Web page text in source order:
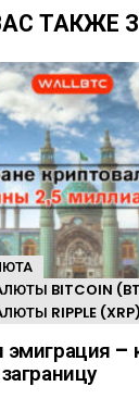
ТАКЖЕ
BITCOIN
RIPPLE (XRP)
–